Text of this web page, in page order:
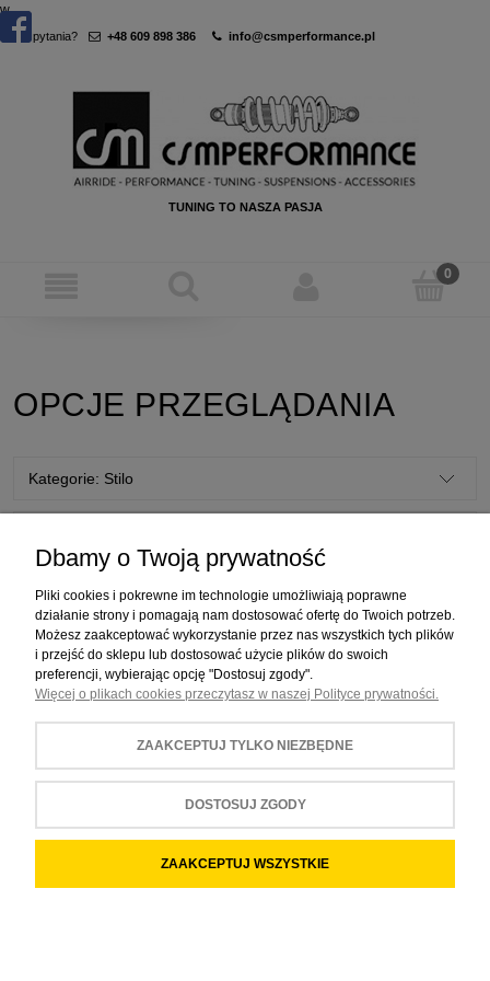
w
Masz pytania? +48 609 898 386 info@csmperformance.pl
TUNING TO NASZA PASJA
OPCJE PRZEGLĄDANIA
Kategorie: Stilo
Nie znaleziono produktów spełniających podane kryteria.
ZAKUPY
POMOC
MOJE KONTO
INFORMACJE
Dbamy o Twoją prywatność
Pliki cookies i pokrewne im technologie umożliwiają poprawne
działanie strony i pomagają nam dostosować ofertę do Twoich potrzeb.
Możesz zaakceptować wykorzystanie przez nas wszystkich tych plików
i przejść do sklepu lub dostosować użycie plików do swoich
preferencji, wybierając opcję "Dostosuj zgody".
Więcej o plikach cookies przeczytasz w naszej Polityce prywatności.
ZAAKCEPTUJ TYLKO NIEZBĘDNE
DOSTOSUJ ZGODY
ZAAKCEPTUJ WSZYSTKIE